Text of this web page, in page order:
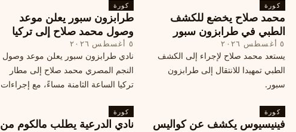
في البرتغال، واعرف ما هي الخطوات
القادمة في هذا الحدث العالمي
كورة
محمد صلاح يخضع للكشف
الطبي في طرابزون سبور
٥ أغسطس ٢٠٢٦
يستعد محمد صلاح لإجراء إلى الكشف
الطبي تمهيدا للانتقال إلى طرابزون
سبور.
كورة
طرابزون سبور يعلن موعد
وصول محمد صلاح إلى تركيا
٥ أغسطس ٢٠٢٦
نادي طرابزون سبور يعلن موعد وصول
النجم المصري محمد صلاح إلى مطار
تركيا الساعة الثامنة مساءً، مع إجراءات
جديد ومكافآت مالية.
كورة
فينيسيوس يكشف عن كواليس
كورة
نادي الدرعية يطلب مالكوم من